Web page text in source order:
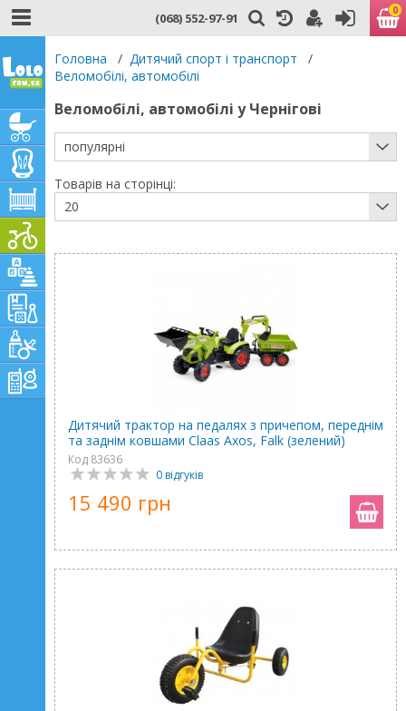
(068) 552-97-91 0
Головна / Дитячий спорт і транспорт
/
Веломобілі, автомобілі
Веломобілі, автомобілі у Чернігові
популярні
Товарів на сторінці:
20
Дитячий трактор на педалях з причепом, переднім
та заднім ковшами Claas Axos, Falk (зелений)
Код 83636
0 відгуків
15 490 грн